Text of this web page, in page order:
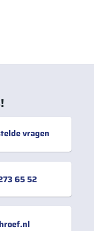
vragen
65 52